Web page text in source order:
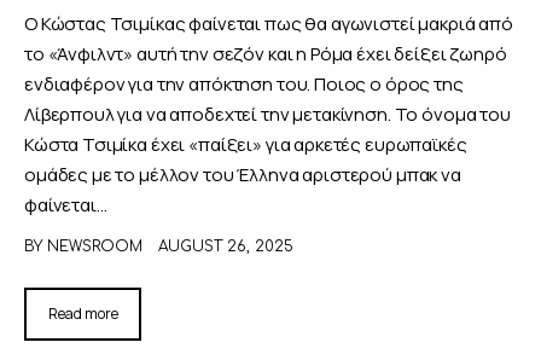
Ο Κώστας Τσιμίκας φαίνεται πως θα αγωνιστεί μακριά από
το «Άνφιλντ» αυτή την σεζόν και η Ρόμα έχει δείξει ζωηρό
ενδιαφέρον για την απόκτηση του. Ποιος ο όρος της
Λίβερπουλ για να αποδεχτεί την μετακίνηση. Το όνομα του
Κώστα Τσιμίκα έχει «παίξει» για αρκετές ευρωπαϊκές
ομάδες με το μέλλον του Έλληνα αριστερού μπακ να
φαίνεται…
BY NEWSROOM AUGUST 26, 2025
Read more